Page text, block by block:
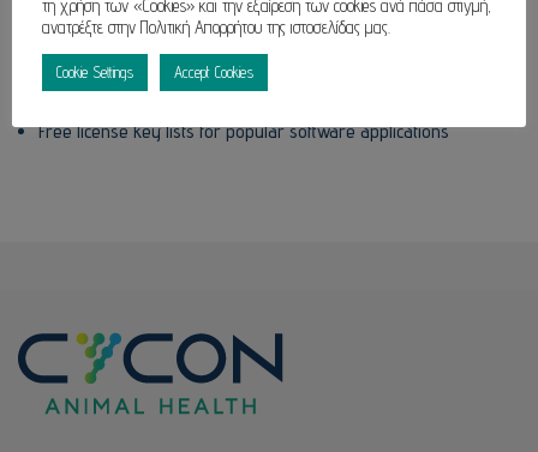
Bypass serial check using advanced patch
Free license key lists for popular software applications
τη χρήση των «Cookies» και την εξαίρεση των cookies ανά πάσα στιγμή,
ανατρέξτε στην Πολιτική Απορρήτου της ιστοσελίδας μας.
Cookie Settings Accept Cookies